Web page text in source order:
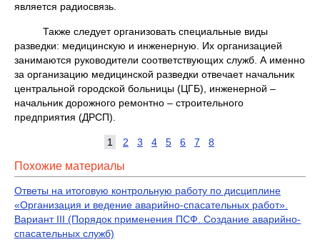
является радиосвязь.
Также следует организовать специальные виды
разведки: медицинскую и инженерную. Их организацией
занимаются руководители соответствующих служб. А именно
за организацию медицинской разведки отвечает начальник
центральной городской больницы (ЦГБ), инженерной –
начальник дорожного ремонтно – строительного
предприятия (ДРСП).
1 2 3 4 5 6 7 8
Похожие материалы
Ответы на итоговую контрольную работу по дисциплине
«Организация и ведение аварийно-спасательных работ».
Вариант III (Порядок применения ПСФ. Создание аварийно-
спасательных служб)